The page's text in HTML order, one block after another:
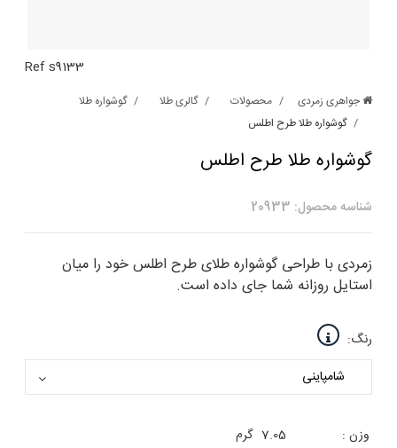
Ref s9133
جواهری زمردی محصولات گالری طلا
گوشواره طلا
گوشواره طلا طرح اطلس
گوشواره طلا طرح اطلس
شناسه محصول: 20933
زمردی با طراحی گوشواره طلای طرح اطلس خود را میان
استایل روزانه شما جای داده است.
رنگ:
وزن : 7.05 گرم